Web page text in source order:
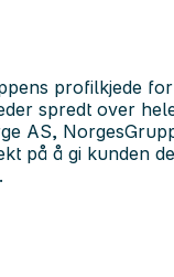
profilkjede
spredt over
AS,
på å gi kunden